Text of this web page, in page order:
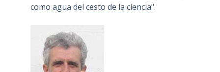
como agua del cesto de la ciencia".